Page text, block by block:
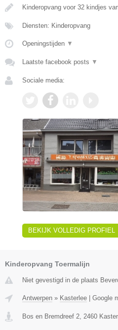
Kinderopvang voor 32 kindjes
Diensten: Kinderopvang
Openingstijden ▼
Laatste facebook posts ▼
Sociale media:
BEKIJK VOLLEDIG PROFIEL
Kinderopvang Toermalijn
Niet gevestigd in de plaats
Antwerpen » Kasterlee Google
Bos en Bremdreef 2 2460